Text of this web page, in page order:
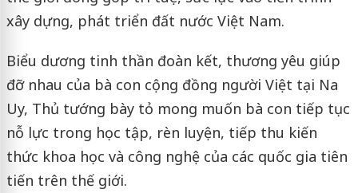
xây dựng, phát triển đất nước Việt Nam.
Biểu dương tinh thần đoàn kết, thương yêu giúp
đỡ nhau của bà con cộng đồng người Việt tại Na
Uy, Thủ tướng bày tỏ mong muốn bà con tiếp tục
nỗ lực trong học tập, rèn luyện, tiếp thu kiến
thức khoa học và công nghệ của các quốc gia tiên
tiến trên thế giới.